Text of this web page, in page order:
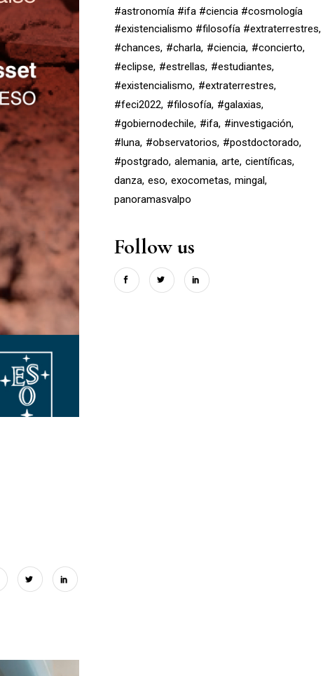
#astronomía #ifa #ciencia #cosmología
#existencialismo #filosofía #extraterrestres
#chances #charla #ciencia #concierto
#eclipse #estrellas #estudiantes
#existencialismo #extraterrestres
#feci2022 #filosofía #galaxias
#gobiernodechile #ifa #investigación
#luna #observatorios #postdoctorado
#postgrado alemania arte científicas
danza eso exocometas mingal
panoramasvalpo
Follow us